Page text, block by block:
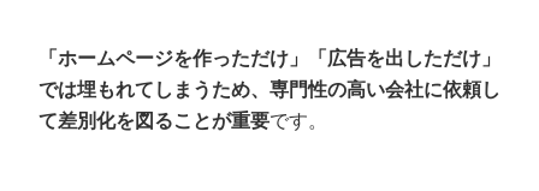
福岡のWeb集客に関するよくある質問
福岡県外の企業でも依頼できますか？
「ホームページを作っただけ」「広告を出しただけ」
では埋もれてしまうため、専門性の高い会社に依頼し
て差別化を図ることが重要です。